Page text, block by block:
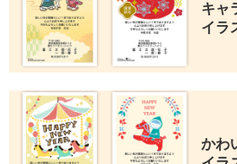
キャ
イラ
かわ